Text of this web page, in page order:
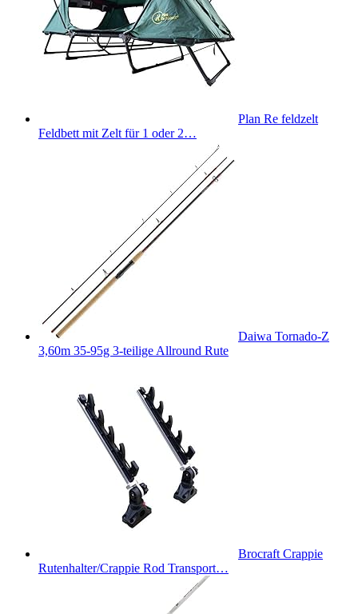
Plan Re feldzelt
Feldbett mit Zelt für 1 oder 2…
Daiwa Tornado-Z
3,60m 35-95g 3-teilige Allround Rute
Brocraft Crappie
Rutenhalter/Crappie Rod Transport…